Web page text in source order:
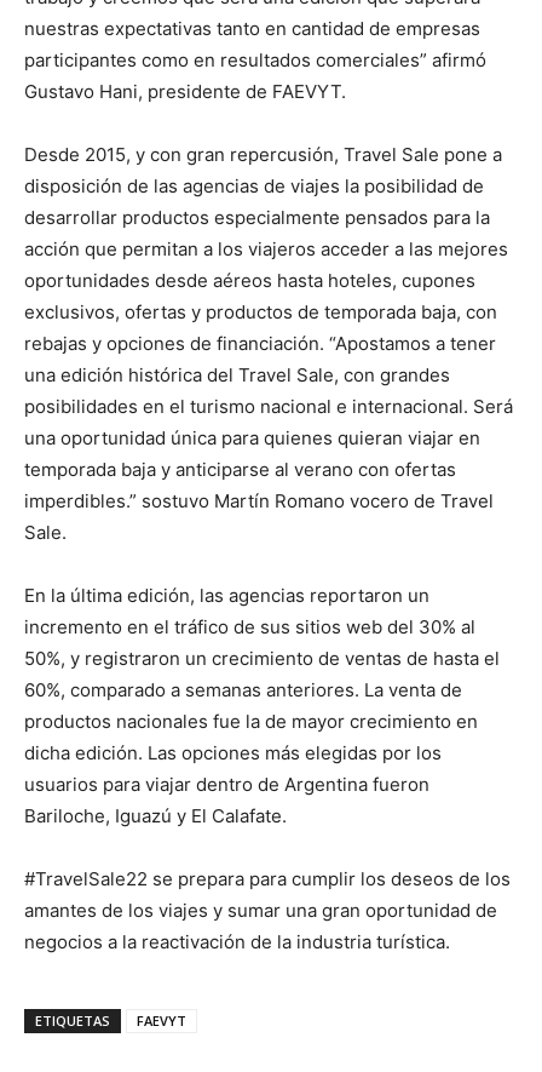
nuestras expectativas tanto en cantidad de empresas
participantes como en resultados comerciales” afirmó
Gustavo Hani, presidente de FAEVYT.
Desde 2015, y con gran repercusión, Travel Sale pone a
disposición de las agencias de viajes la posibilidad de
desarrollar productos especialmente pensados para la
acción que permitan a los viajeros acceder a las mejores
oportunidades desde aéreos hasta hoteles, cupones
exclusivos, ofertas y productos de temporada baja, con
rebajas y opciones de financiación. “Apostamos a tener
una edición histórica del Travel Sale, con grandes
posibilidades en el turismo nacional e internacional. Será
una oportunidad única para quienes quieran viajar en
temporada baja y anticiparse al verano con ofertas
imperdibles.” sostuvo Martín Romano vocero de Travel
Sale.
En la última edición, las agencias reportaron un
incremento en el tráfico de sus sitios web del 30% al
50%, y registraron un crecimiento de ventas de hasta el
60%, comparado a semanas anteriores. La venta de
productos nacionales fue la de mayor crecimiento en
dicha edición. Las opciones más elegidas por los
usuarios para viajar dentro de Argentina fueron
Bariloche, Iguazú y El Calafate.
#TravelSale22 se prepara para cumplir los deseos de los
amantes de los viajes y sumar una gran oportunidad de
negocios a la reactivación de la industria turística.
ETIQUETAS FAEVYT